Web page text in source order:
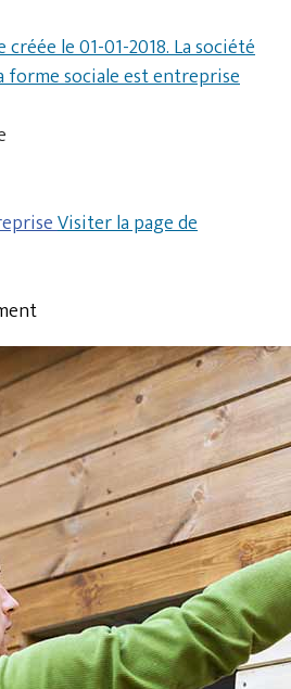
le 01-01-2018. La société
forme sociale est entreprise
Visiter la page de